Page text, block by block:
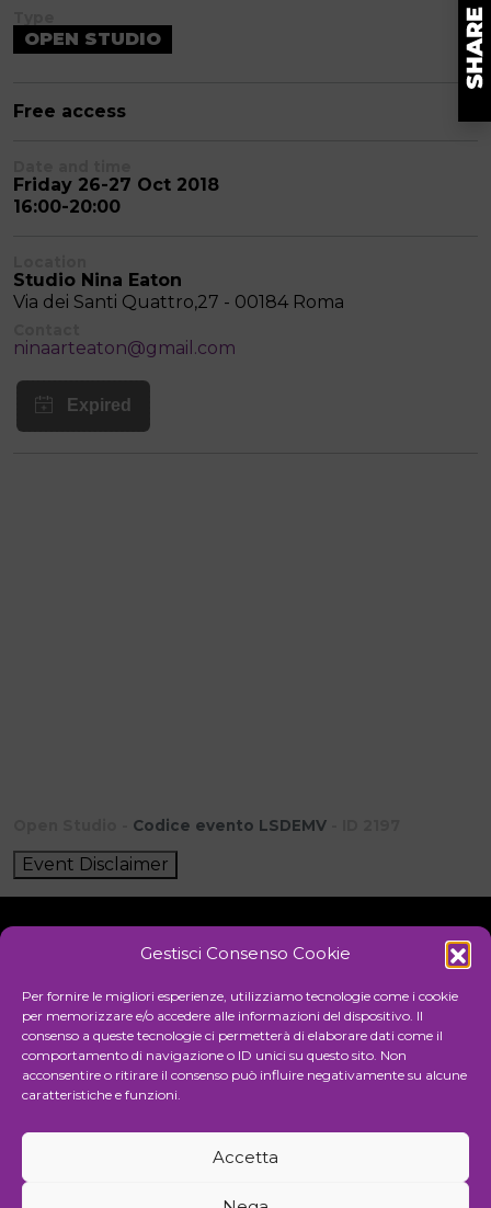
Gestisci Consenso Cookie
Per fornire le migliori esperienze, utilizziamo tecnologie come i cookie
per memorizzare e/o accedere alle informazioni del dispositivo. Il
consenso a queste tecnologie ci permetterà di elaborare dati come il
comportamento di navigazione o ID unici su questo sito. Non
acconsentire o ritirare il consenso può influire negativamente su alcune
caratteristiche e funzioni.
Accetta
OPEN STUDIO
Free access
Friday 26-27 Oct 2018
16:00-20:00
Studio Nina Eaton
Via dei Santi Quattro,27 - 00184 Roma
ninaarteaton@gmail.com
Codice evento LSDEMV
Event Disclaimer
Cultural association for the promotion of visual arts